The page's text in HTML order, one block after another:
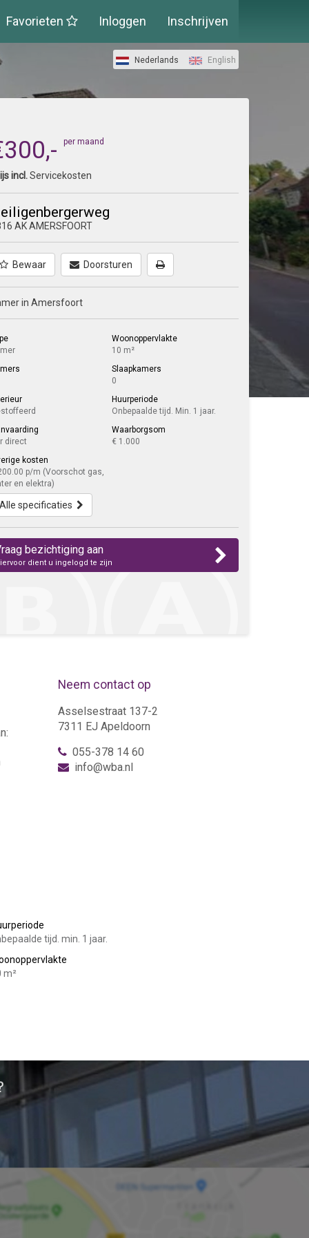
Favorieten Inloggen Inschrijven
Nederlands English
per maand
incl.Servicekosten
AK AMERSFOORT
Bewaar Doorsturen
in Amersfoort
Woonoppervlakte
10 m²
Slaapkamers
0
Huurperiode
Onbepaalde tijd. Min. 1 jaar.
direct
Waarborgsom
€ 1.000
kosten
p/m (Voorschot gas,
en elektra)
Alle specificaties
bezichtiging aan
dient u ingelogd te zijn
Neem contact op
Asselsestraat 137-2
7311 EJ Apeldoorn
055-378 14 60
info@wba.nl
tijd. min. 1 jaar.
m²